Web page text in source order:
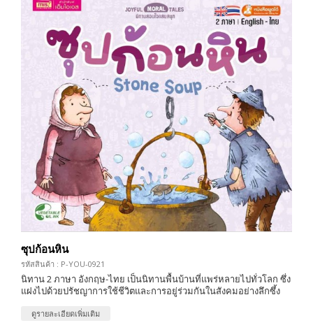
ซุปก้อนหิน
รหัสสินค้า : P-YOU-0921
นิทาน 2 ภาษา อังกฤษ-ไทย เป็นนิทานพื้นบ้านที่แพร่หลายไปทั่วโลก ซึ่ง
แฝงไปด้วยปรัชญาการใช้ชีวิตและการอยู่ร่วมกันในสังคมอย่างลึกซึ้ง
ดูรายละเอียดเพิ่มเติม